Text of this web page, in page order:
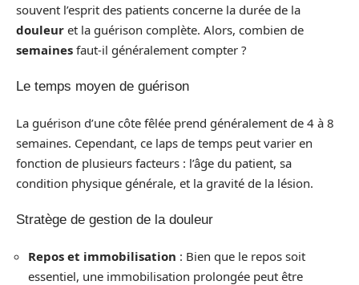
souvent l’esprit des patients concerne la durée de la
douleur et la guérison complète. Alors, combien de
semaines faut-il généralement compter ?
Le temps moyen de guérison
La guérison d’une côte fêlée prend généralement de 4 à 8
semaines. Cependant, ce laps de temps peut varier en
fonction de plusieurs facteurs : l’âge du patient, sa
condition physique générale, et la gravité de la lésion.
Stratège de gestion de la douleur
Repos et immobilisation : Bien que le repos soit
essentiel, une immobilisation prolongée peut être